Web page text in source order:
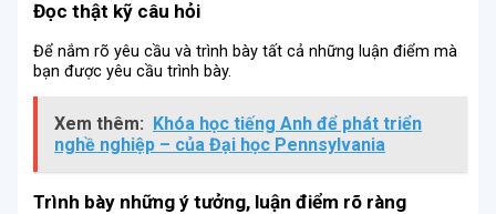
Đọc thật kỹ câu hỏi
Để nắm rõ yêu cầu và trình bày tất cả những luận điểm mà
bạn được yêu cầu trình bày.
Xem thêm: Khóa học tiếng Anh để phát triển
nghề nghiệp – của Đại học Pennsylvania
Trình bày những ý tưởng, luận điểm rõ ràng